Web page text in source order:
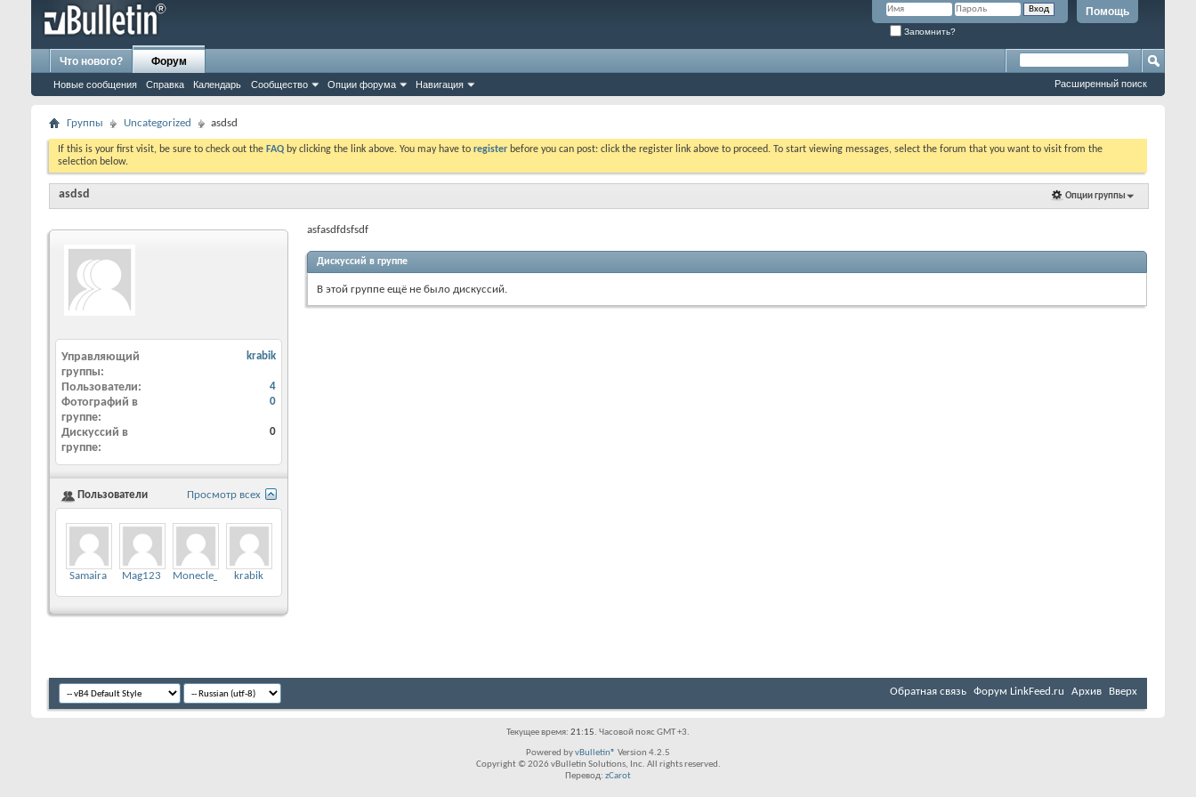
Помощь
Запомнить?
Что нового? Форум
Новые сообщения Справка Календарь Сообщество Опции форума Навигация Расширенный поиск
Группы Uncategorized asdsd
If this is your first visit, be sure to check out the FAQ by clicking the link above. You may have to register before you can post: click the register link above to proceed. To start viewing messages, select the forum that you want to visit from the
selection below.
Опции группы
asdsd
asfasdfdsfsdf
Дискуссий в группе
В этой группе ещё не было дискуссий.
Управляющий
группы
krabik
Пользователи 4
Фотографий в
группе
0
Дискуссий в
группе
0
Просмотр всех
Пользователи
Samaira Mag123 Monecle_Support
krabik
Обратная связь Форум LinkFeed.ru Архив Вверх
Текущее время: 21:15. Часовой пояс GMT +3.
Powered byvBulletin® Version 4.2.5
Copyright © 2026 vBulletin Solutions, Inc. All rights reserved.
Перевод: zCarot